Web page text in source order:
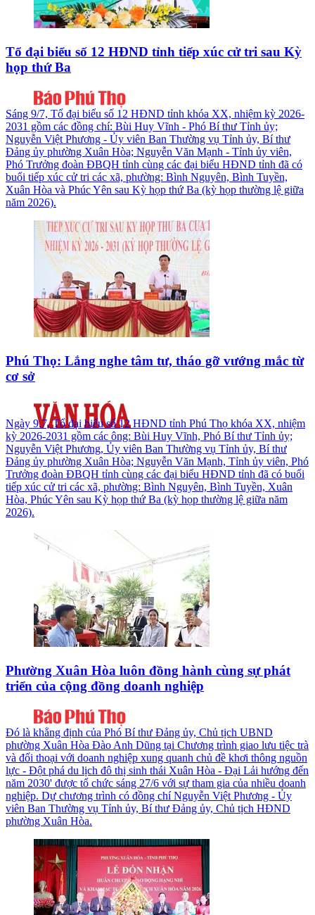
Tổ đại biểu số 12 HĐND tỉnh tiếp xúc cử tri sau Kỳ
họp thứ Ba
Sáng 9/7, Tổ đại biểu số 12 HĐND tỉnh khóa XX, nhiệm kỳ 2026-
2031 gồm các đồng chí: Bùi Huy Vĩnh - Phó Bí thư Tỉnh ủy;
Nguyễn Việt Phương - Ủy viên Ban Thường vụ Tỉnh ủy, Bí thư
Đảng ủy phường Xuân Hòa; Nguyễn Văn Mạnh - Tỉnh ủy viên,
Phó Trưởng đoàn ĐBQH tỉnh cùng các đại biểu HĐND tỉnh đã có
buổi tiếp xúc cử tri các xã, phường: Bình Nguyên, Bình Tuyền,
Xuân Hòa và Phúc Yên sau Kỳ họp thứ Ba (kỳ họp thường lệ giữa
năm 2026).
Phú Thọ: Lắng nghe tâm tư, tháo gỡ vướng mắc từ
cơ sở
Ngày 9.7, Tổ đại biểu số 12 HĐND tỉnh Phú Thọ khóa XX, nhiệm
kỳ 2026-2031 gồm các ông: Bùi Huy Vĩnh, Phó Bí thư Tỉnh ủy;
Nguyễn Việt Phương, Ủy viên Ban Thường vụ Tỉnh ủy, Bí thư
Đảng ủy phường Xuân Hòa; Nguyễn Văn Mạnh, Tỉnh ủy viên, Phó
Trưởng đoàn ĐBQH tỉnh cùng các đại biểu HĐND tỉnh đã có buổi
tiếp xúc cử tri các xã, phường: Bình Nguyên, Bình Tuyền, Xuân
Hòa, Phúc Yên sau Kỳ họp thứ Ba (kỳ họp thường lệ giữa năm
2026).
Phường Xuân Hòa luôn đồng hành cùng sự phát
triển của cộng đồng doanh nghiệp
Đó là khẳng định của Phó Bí thư Đảng ủy, Chủ tịch UBND
phường Xuân Hòa Đào Anh Dũng tại Chương trình giao lưu tiệc trà
và đối thoại với doanh nghiệp xung quanh chủ đề khơi thông nguồn
lực - Đột phá du lịch đô thị sinh thái Xuân Hòa - Đại Lải hướng đến
năm 2030' được tổ chức sáng 27/6 với sự tham gia của nhiều doanh
nghiệp. Dự chương trình có đồng chí Nguyễn Việt Phương - Ủy
viên Ban Thường vụ Tỉnh ủy, Bí thư Đảng ủy, Chủ tịch HĐND
phường Xuân Hòa.